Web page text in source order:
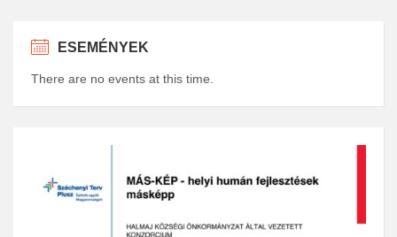
ESEMÉNYEK
There are no events at this time.